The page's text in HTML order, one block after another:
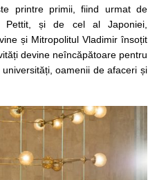
printre primii, fiind urmat de
Pettit, și de cel al Japoniei,
și Mitropolitul Vladimir însoțit
devine neîncăpătoare pentru
oamenii de afaceri și